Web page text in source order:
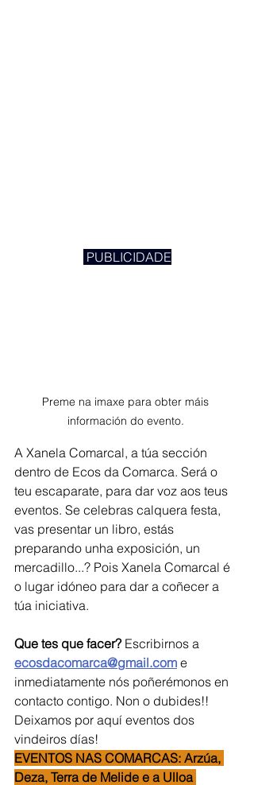
PUBLICIDADE
Preme na imaxe para obter máis
información do evento.
A Xanela Comarcal, a túa sección
dentro de Ecos da Comarca. Será o
teu escaparate, para dar voz aos teus
eventos. Se celebras calquera festa,
vas presentar un libro, estás
preparando unha exposición, un
mercadillo...? Pois Xanela Comarcal é
o lugar idóneo para dar a coñecer a
túa iniciativa.
Que tes que facer? Escribirnos a
ecosdacomarca@gmail.com e
inmediatamente nós poñerémonos en
contacto contigo. Non o dubides!!
Deixamos por aquí eventos dos
vindeiros días!
EVENTOS NAS COMARCAS: Arzúa,
Deza, Terra de Melide e a Ulloa